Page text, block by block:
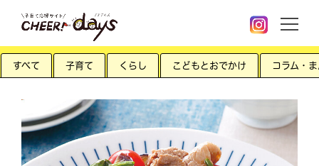
すべて 子育て くらし こどもとおでかけ コラム・